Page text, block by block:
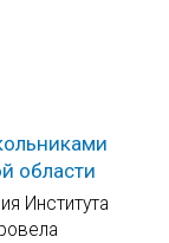
области
Института